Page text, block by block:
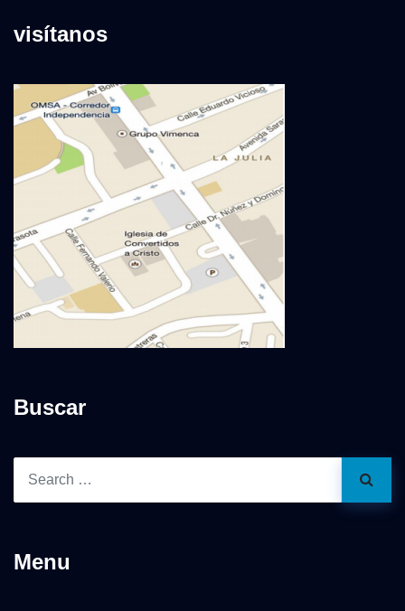
visítanos
Buscar
Menu